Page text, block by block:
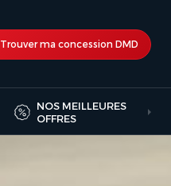
Trouver ma concession DMD
NOS MEILLEURES
OFFRES